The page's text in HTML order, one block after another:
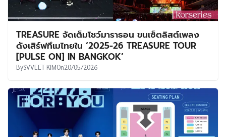
TREASURE จัดเต็มโชว์มาราธอน ขนเซ็ตลิสต์เพลง
ดังเสิร์ฟทึเมไทยใน ‘2025-26 TREASURE TOUR
[PULSE ON] IN BANGKOK’
BySVVEET KIMOn20/05/2026